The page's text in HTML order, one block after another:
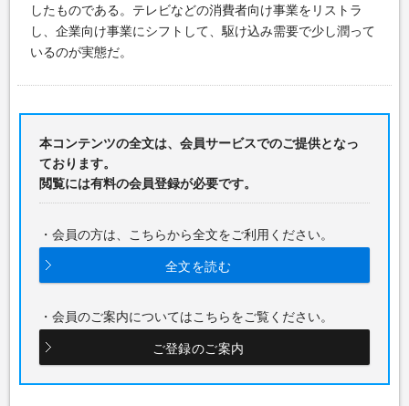
したものである。テレビなどの消費者向け事業をリストラ
し、企業向け事業にシフトして、駆け込み需要で少し潤って
いるのが実態だ。
本コンテンツの全文は、会員サービスでのご提供となっ
ております。
閲覧には有料の会員登録が必要です。
・会員の方は、こちらから全文をご利用ください。
全文を読む
・会員のご案内についてはこちらをご覧ください。
ご登録のご案内